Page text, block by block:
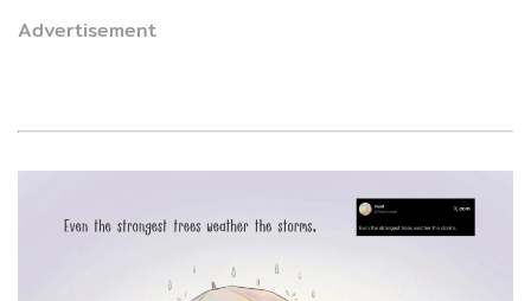
Advertisement